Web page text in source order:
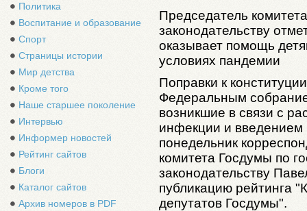
Политика
Воспитание и образование
Спорт
Страницы истории
Мир детства
Кроме того
Наше старшее поколение
Интервью
Информер новостей
Рейтинг сайтов
Блоги
Каталог сайтов
Архив номеров в PDF
Председатель
законодательству
оказывает помощь
условиях пандемии
Поправки к
Федеральным
возникшие в связи с
инфекции и
понедельник
комитета Госдумы по
законодательству
публикацию рейтинга
депутатов Госдумы".